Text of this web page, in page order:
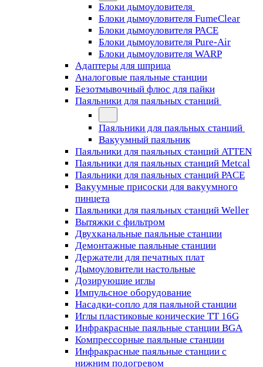
Блоки дымоуловителя
Блоки дымоуловителя FumeClear
Блоки дымоуловителя PACE
Блоки дымоуловителя Pure-Air
Блоки дымоуловителя WARP
Адаптеры для шприца
Аналоговые паяльные станции
Безотмывочный флюс для пайки
Паяльники для паяльных станций
Паяльники для паяльных станций
Вакуумный паяльник
Паяльники для паяльных станций ATTEN
Паяльники для паяльных станций Metcal
Паяльники для паяльных станций PACE
Вакуумные присоски для вакуумного
пинцета
Паяльники для паяльных станций Weller
Вытяжки с фильтром
Двухканальные паяльные станции
Демонтажные паяльные станции
Держатели для печатных плат
Дымоуловители настольные
Дозирующие иглы
Импульсное оборудование
Насадки-сопло для паяльной станции
Иглы пластиковые конические TT 16G
Инфракрасные паяльные станции BGA
Компрессорные паяльные станции
Инфракрасные паяльные станции с
нижним подогревом